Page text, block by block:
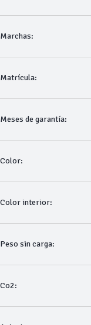
Marchas:
Matrícula:
Meses de garantía:
Color:
Color interior:
Peso sin carga:
Co2: